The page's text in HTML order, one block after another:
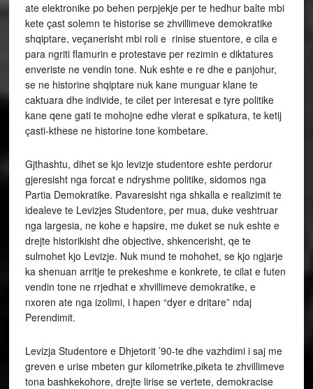
ate elektronike po behen perpjekje per te hedhur balte mbi
kete çast solemn te historise se zhvillimeve demokratike
shqiptare, veçanerisht mbi roli e rinise stuentore, e cila e
para ngriti flamurin e protestave per rezimin e diktatures
enveriste ne vendin tone. Nuk eshte e re dhe e panjohur,
se ne historine shqiptare nuk kane munguar klane te
caktuara dhe individe, te cilet per interesat e tyre politike
kane qene gati te mohojne edhe vlerat e spikatura, te ketij
çasti-kthese ne historine tone kombetare.
Gjthashtu, dihet se kjo levizje studentore eshte perdorur
gjeresisht nga forcat e ndryshme politike, sidomos nga
Partia Demokratike. Pavaresisht nga shkalla e realizimit te
idealeve te Levizjes Studentore, per mua, duke veshtruar
nga largesia, ne kohe e hapsire, me duket se nuk eshte e
drejte historikisht dhe objective, shkencerisht, qe te
sulmohet kjo Levizje. Nuk mund te mohohet, se kjo ngjarje
ka shenuan arritje te prekeshme e konkrete, te cilat e futen
vendin tone ne rrjedhat e xhvillimeve demokratike, e
nxoren ate nga izolimi, i hapen “dyer e dritare” ndaj
Perendimit.
Levizja Studentore e Dhjetorit ’90-te dhe vazhdimi i saj me
greven e urise mbeten gur kilometrike,piketa te zhvillimeve
tona bashkekohore, drejte lirise se vertete, demokracise